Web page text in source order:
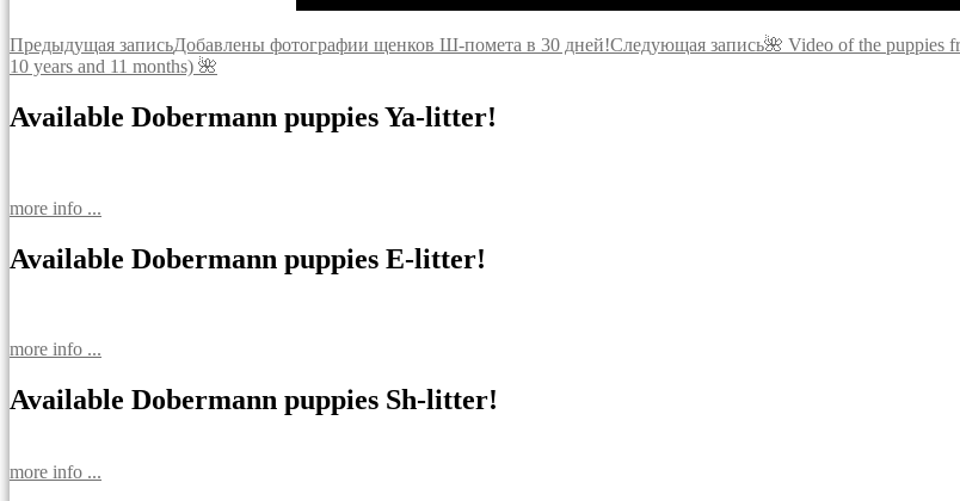
Навигация
по
записям
Предыдущая записьДобавлены фотографии щенков Ш-помета в 30 дней!Следующая запись🌺 Video of the puppies
10 years and 11 months) 🌺
Available Dobermann puppies Ya-litter!
more info ...
Available Dobermann puppies E-litter!
more info ...
Available Dobermann puppies Sh-litter!
more info ...